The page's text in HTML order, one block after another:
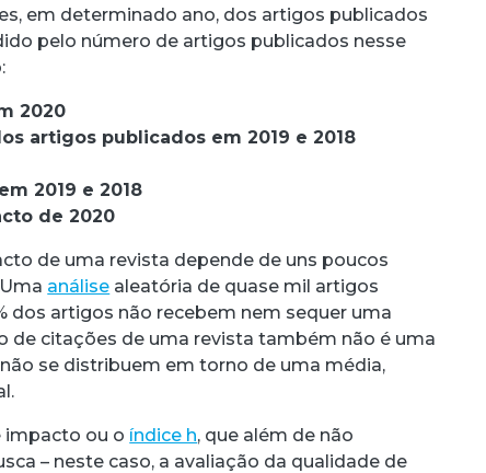
em determinado ano, dos artigos publicados
pelo número de artigos publicados nesse
2020
artigos publicados em 2019 e 2018
2019 e 2018
de 2020
de uma revista depende de uns poucos
análise aleatória de quase mil artigos
dos artigos não recebem nem sequer uma
de citações de uma revista também não é uma
se distribuem em torno de uma média,
impacto ou o índice h, que além de não
– neste caso, a avaliação da qualidade de